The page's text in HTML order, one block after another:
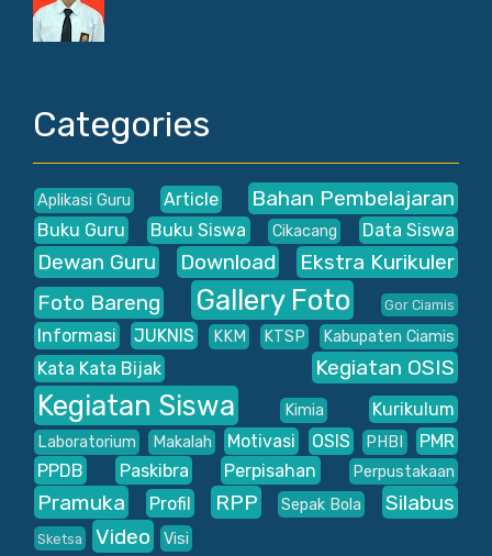
Categories
Aplikasi Guru Article Bahan Pembelajaran
Buku Guru Buku Siswa Cikacang Data Siswa
Dewan Guru Download
Ekstra Kurikuler
Foto Bareng
Gallery Foto Gor Ciamis
Informasi JUKNIS KKM KTSP Kabupaten Ciamis
Kata Kata Bijak Kegiatan OSIS
Kegiatan Siswa Kimia Kurikulum
Laboratorium Makalah Motivasi OSIS PHBI
PMR
PPDB
Paskibra Perpisahan Perpustakaan
Pramuka Profil RPP Sepak Bola Silabus
Sketsa Video Visi